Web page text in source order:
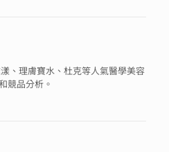
、理膚寶水、杜克等人氣醫學美容
競品分析。